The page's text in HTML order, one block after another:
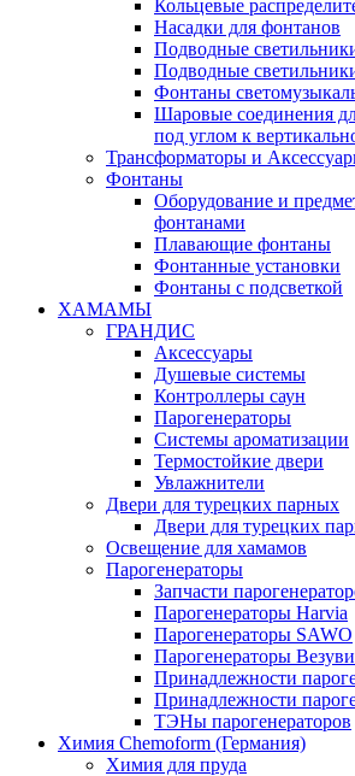
Кольцевые
Насадки для фонтанов
Подводные
Подводные
Фонтаны
Шаровые соединения
под углом к
Трансформаторы и
Фонтаны
Оборудование и
фонтанами
Плавающие фонтаны
Фонтанные установки
Фонтаны с подсветкой
ХАМАМЫ
ГРАНДИС
Аксессуары
Душевые системы
Контроллеры саун
Парогенераторы
Системы ароматизации
Термостойкие двери
Увлажнители
Двери для турецких парных
Двери для турецких
Освещение для хамамов
Парогенераторы
Запчасти
Парогенераторы Harvia
Парогенераторы SAWO
Парогенераторы
Принадлежности
Принадлежности
ТЭНы парогенераторов
Химия Chemoform (Германия)
Химия для пруда